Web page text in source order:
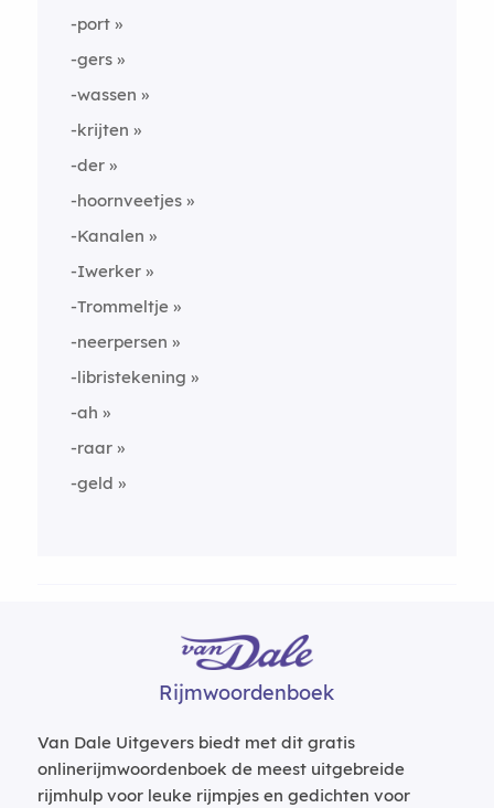
-port
-gers
-wassen
-krijten
-der
-hoornveetjes
-Kanalen
-Iwerker
-Trommeltje
-neerpersen
-libristekening
-ah
-raar
-geld
Rijmwoordenboek
Van Dale Uitgevers biedt met dit gratis
onlinerijmwoordenboek de meest uitgebreide
rijmhulp voor leuke rijmpjes en gedichten voor